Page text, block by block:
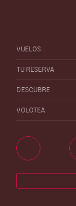
VUELOS
TU RESERVA
DESCUBRE
VOLOTEA